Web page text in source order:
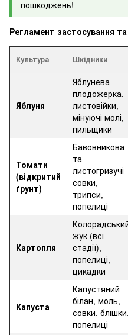
пошкоджень!
Регламент застосування
Культура Шкідники
Яблуня
Яблунева
плодожерка,
листовійки,
мінуючі молі,
пильщики
Томати
(відкритий
ґрунт)
Бавовникова
та
листогризучі
совки,
трипси,
попелиці
Картопля
жук (всі
стадії),
попелиці,
цикадки
Капуста
Капустяний
білан, моль,
совки, блішки,
попелиці